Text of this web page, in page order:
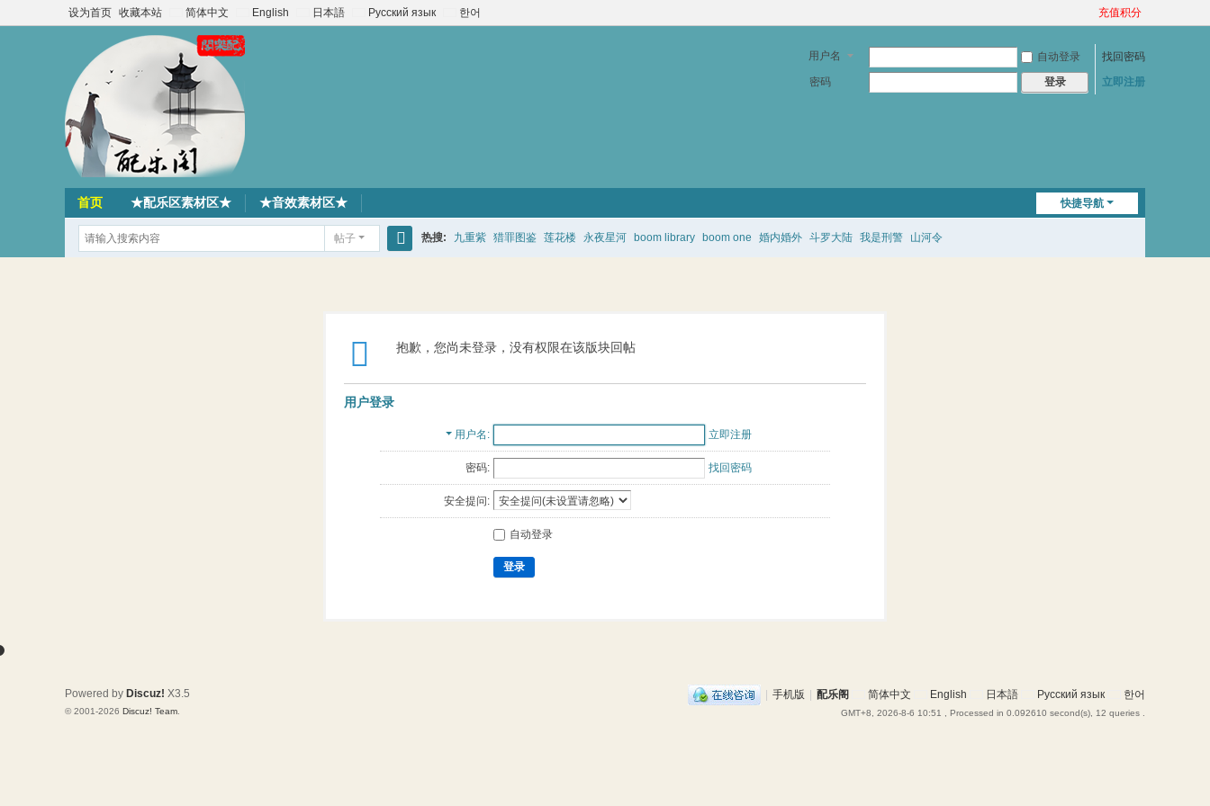
设为首页 收藏本站 简体中文 English 日本語 Русский язык 한어 充值积分
用户名 自动登录
找回密码
密码
登录 立即注册
快捷导航
首页 ★配乐区素材区★ ★音效素材区★
帖子 热搜: 九重紫 猎罪图鉴 莲花楼 永夜星河 boom library boom one 婚内婚外 斗罗大陆 我是刑警 山河令
抱歉，您尚未登录，没有权限在该版块回帖
用户登录
用户名 立即注册
密码: 找回密码
安全提问:
自动登录
登录
| 手机版 | 配乐阁 简体中文 English 日本語 Русский язык 한어
GMT+8, 2026-8-6 10:51 , Processed in 0.092610 second(s), 12 queries .
Powered by Discuz! X3.5
© 2001-2026 Discuz! Team